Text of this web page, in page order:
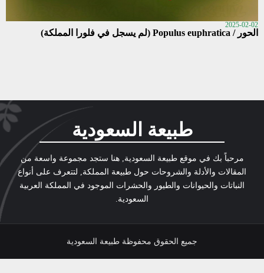
2025-02-02
الحور / Populus euphratica (لم يسجل في فلورا المملكة)
طبيعة السعودية
مرحباً بك في موقع طبيعة السعودية, هنا ستجد مجموعة واسعة من
المقالات والأدلة والشروحات حول طبيعة المملكة, لتتعرف على أنواع
النباتات والحيوانات والطيور والحشرات الموجود في المملكة العربية
السعودية.
جميع الحقوق محفوظة طبيعة السعودية